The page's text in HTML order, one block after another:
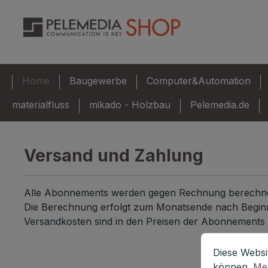
Home Baugewerbe Computer&Automation
materialfluss
mikado - Holzbau Pelemedia.de
Versand und Zahlung
Alle Abonnements werden gegen Rechnung
Die Berechnung erfolgt zum Monatsende nach
Versandkosten sind in den Preisen der Abonnements
Cookie-
Diese
Diese